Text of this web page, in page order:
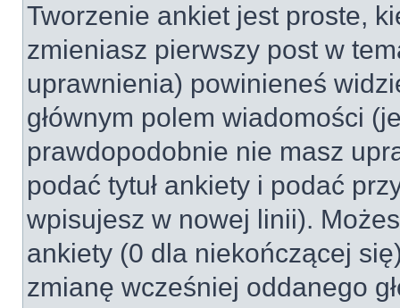
Tworzenie ankiet jest proste,
zmieniasz pierwszy post w
uprawnienia) powinieneś
głównym polem wiadomości
prawdopodobnie nie masz
podać tytuł ankiety i podać
wpisujesz w nowej linii).
ankiety (0 dla niekończącej
zmianę wcześniej oddanego